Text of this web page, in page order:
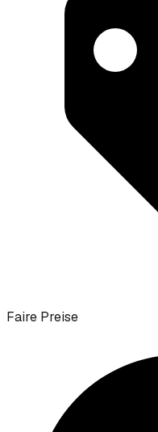
Faire Preise